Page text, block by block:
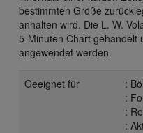
bestimmten Größe
anhalten wird. Die L. W.
5-Minuten Chart gehandelt
angewendet werden.
Geeignet für
:
:
:
: